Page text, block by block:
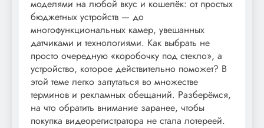
моделями на любой вкус и кошелёк: от простых
бюджетных устройств — до
многофункциональных камер, увешанных
датчиками и технологиями. Как выбрать не
просто очередную «коробочку под стекло», а
устройство, которое действительно поможет? В
этой теме легко запутаться во множестве
терминов и рекламных обещаний. Разберёмся,
на что обратить внимание заранее, чтобы
покупка видеорегистратора не стала лотереей.